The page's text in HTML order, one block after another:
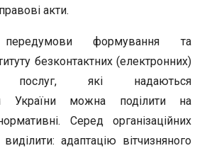
акти.
формування та
безконтактних (електронних)
послуг, які надаються
України можна поділити на
Серед організаційних
адаптацію вітчизняного